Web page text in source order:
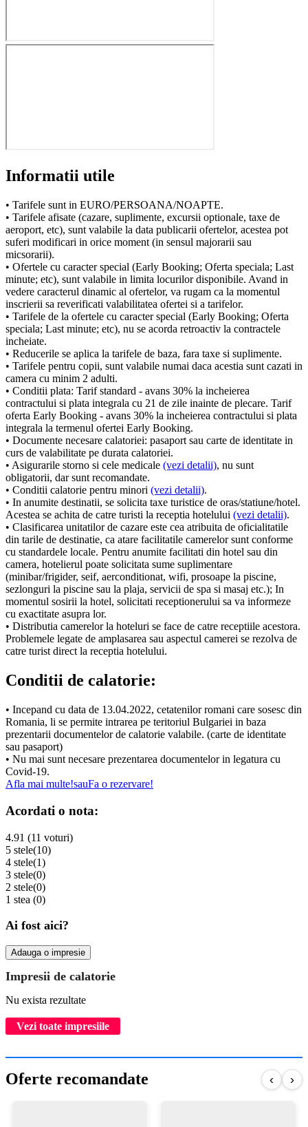
Informatii utile
• Tarifele sunt in EURO/PERSOANA/NOAPTE.
• Tarifele afisate (cazare, suplimente, excursii optionale, taxe de
aeroport, etc), sunt valabile la data publicarii ofertelor, acestea pot
suferi modificari in orice moment (in sensul majorarii sau
micsorarii).
• Ofertele cu caracter special (Early Booking; Oferta speciala; Last
minute; etc), sunt valabile in limita locurilor disponibile. Avand in
vedere caracterul dinamic al ofertelor, va rugam ca la momentul
inscrierii sa reverificati valabilitatea ofertei si a tarifelor.
• Tarifele de la ofertele cu caracter special (Early Booking; Oferta
speciala; Last minute; etc), nu se acorda retroactiv la contractele
incheiate.
• Reducerile se aplica la tarifele de baza, fara taxe si suplimente.
• Tarifele pentru copii, sunt valabile numai daca acestia sunt cazati in
camera cu minim 2 adulti.
• Conditii plata: Tarif standard - avans 30% la incheierea
contractului si plata integrala cu 21 de zile inainte de plecare. Tarif
oferta Early Booking - avans 30% la incheierea contractului si plata
integrala la termenul ofertei Early Booking.
• Documente necesare calatoriei: pasaport sau carte de identitate in
curs de valabilitate pe durata calatoriei.
• Asigurarile storno si cele medicale (vezi detalii), nu sunt
obligatorii, dar sunt recomandate.
• Conditii calatorie pentru minori (vezi detalii).
• In anumite destinatii, se solicita taxe turistice de oras/statiune/hotel.
Acestea se achita de catre turisti la receptia hotelului (vezi detalii).
• Clasificarea unitatilor de cazare este cea atribuita de oficialitatile
din tarile de destinatie, ca atare facilitatile camerelor sunt conforme
cu standardele locale. Pentru anumite facilitati din hotel sau din
camera, hotelierul poate solicitata sume suplimentare
(minibar/frigider, seif, aerconditionat, wifi, prosoape la piscine,
sezlonguri la piscine sau la plaja, servicii de spa si masaj etc.); In
momentul sosirii la hotel, solicitati receptionerului sa va informeze
cu exactitate asupra lor.
• Distributia camerelor la hoteluri se face de catre receptiile acestora.
Problemele legate de amplasarea sau aspectul camerei se rezolva de
catre turist direct la receptia hotelului.
Conditii de calatorie:
• Incepand cu data de 13.04.2022, cetatenilor romani care sosesc din
Romania, li se permite intrarea pe teritoriul Bulgariei in baza
prezentarii documentelor de calatorie valabile. (carte de identitate
sau pasaport)
• Nu mai sunt necesare prezentarea documentelor in legatura cu
Covid-19.
Afla mai multe!sauFa o rezervare!
Acordati o nota:
4.91 (11 voturi)
5 stele(10)
4 stele(1)
3 stele(0)
2 stele(0)
1 stea (0)
Ai fost aici?
Adauga o impresie
Impresii de calatorie
Nu exista rezultate
Vezi toate impresiile
Oferte recomandate ‹ ›